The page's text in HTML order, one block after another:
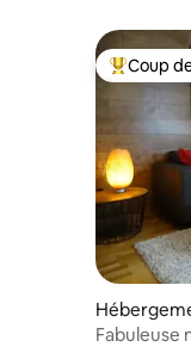
Coups
Coup
Fabuleuse